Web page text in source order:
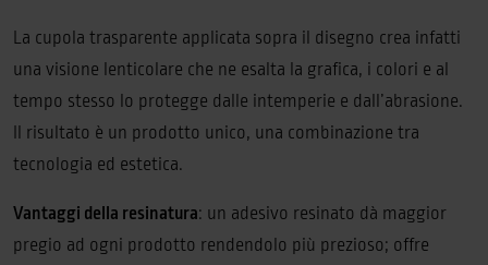
La cupola trasparente applicata sopra il disegno crea infatti
una visione lenticolare che ne esalta la grafica, i colori e al
tempo stesso lo protegge dalle intemperie e dall’abrasione.
Il risultato è un prodotto unico, una combinazione tra
tecnologia ed estetica.
Vantaggi della resinatura: un adesivo resinato dà maggior
pregio ad ogni prodotto rendendolo più prezioso; offre